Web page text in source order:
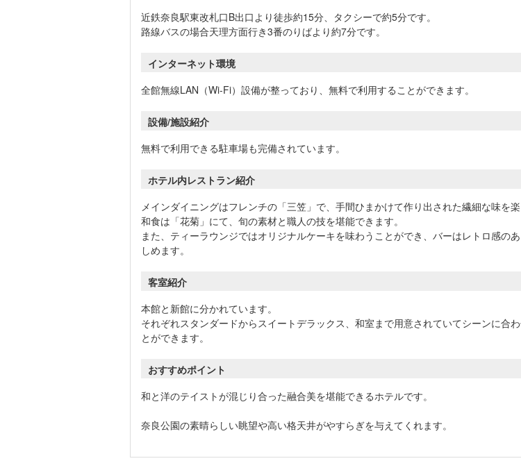
近鉄奈良駅東改札口B出口より徒歩約15分、タクシーで約5分です。
路線バスの場合天理方面行き3番のりばより約7分です。
インターネット環境
全館無線LAN（Wi-Fi）設備が整っており、無料で利用することができます。
設備/施設紹介
無料で利用できる駐車場も完備されています。
ホテル内レストラン紹介
メインダイニングはフレンチの「三笠」で、手間ひまかけて作り出された繊細な味を楽
和食は「花菊」にて、旬の素材と職人の技を堪能できます。
また、ティーラウンジではオリジナルケーキを味わうことができ、バーはレトロ感の
しめます。
客室紹介
本館と新館に分かれています。
それぞれスタンダードからスイートデラックス、和室まで用意されていてシーンに合
とができます。
おすすめポイント
和と洋のテイストが混じり合った融合美を堪能できるホテルです。
奈良公園の素晴らしい眺望や高い格天井がやすらぎを与えてくれます。